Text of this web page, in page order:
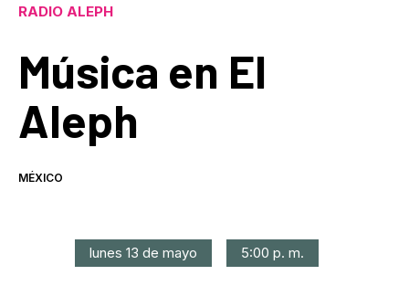
RADIO ALEPH
Música en El
Aleph
MÉXICO
lunes 13 de mayo 5:00 p. m.